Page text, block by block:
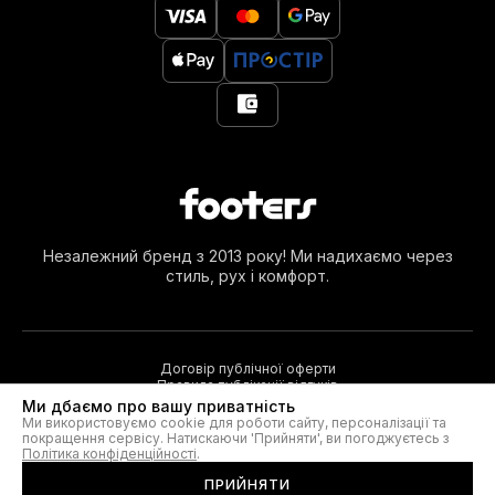
Незалежний бренд з 2013 року! Ми надихаємо через
стиль, рух і комфорт.
© 2026. Footers®
Договір публічної оферти
Правила публікації відгуків
Ми дбаємо про вашу приватність
Ми використовуємо cookie для роботи сайту, персоналізації та
покращення сервісу. Натискаючи 'Прийняти', ви погоджуєтесь з
Політика конфіденційності.
ПРИЙНЯТИ